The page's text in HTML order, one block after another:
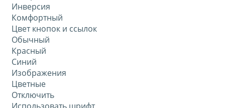
Инверсия
Комфортный
Цвет кнопок и ссылок
Обычный
Красный
Синий
Изображения
Цветные
Отключить